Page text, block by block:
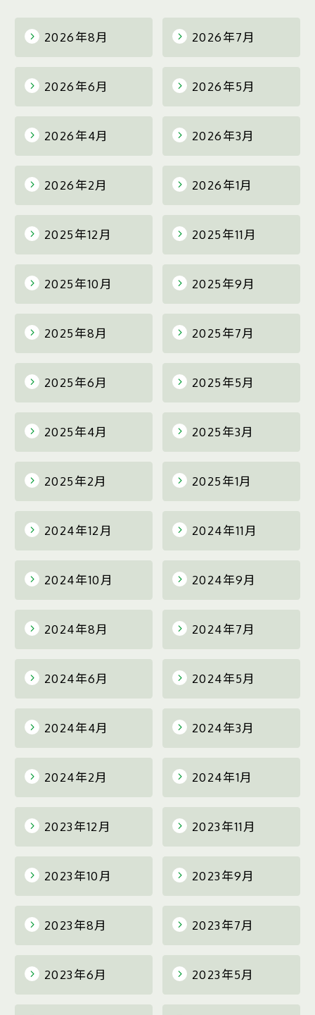
2026年8月 2026年7月
2026年6月 2026年5月
2026年4月 2026年3月
2026年2月 2026年1月
2025年12月 2025年11月
2025年10月 2025年9月
2025年8月 2025年7月
2025年6月 2025年5月
2025年4月 2025年3月
2025年2月 2025年1月
2024年12月 2024年11月
2024年10月 2024年9月
2024年8月 2024年7月
2024年6月 2024年5月
2024年4月 2024年3月
2024年2月 2024年1月
2023年12月 2023年11月
2023年10月 2023年9月
2023年8月 2023年7月
2023年6月 2023年5月